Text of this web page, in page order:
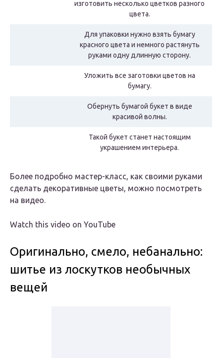
изготовить несколько цветков разного
цвета.
Для упаковки нужно взять бумагу
красного цвета и немного растянуть
руками одну длинную сторону.
Уложить все заготовки цветов на
бумагу.
Обернуть бумагой букет в виде
красивой волны.
Такой букет станет настоящим
украшением интерьера.
Более подробно мастер-класс, как своими руками
сделать декоративные цветы, можно посмотреть
на видео.
Watch this video on YouTube
Оригинально, смело, небанально:
шитье из лоскутков необычных
вещей